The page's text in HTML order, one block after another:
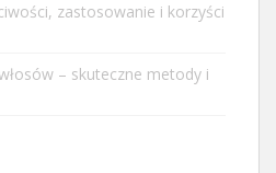
zastosowanie i korzyści
– skuteczne metody i